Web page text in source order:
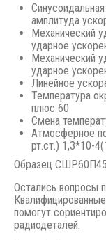
амплитуда
Механический
ударное
Механический
ударное
Линейное
Температура
плюс 60
Смена
Атмосферное
рт.ст.) 1,3*10-
Образец
Остались вопросы
помогут
радиодеталей.